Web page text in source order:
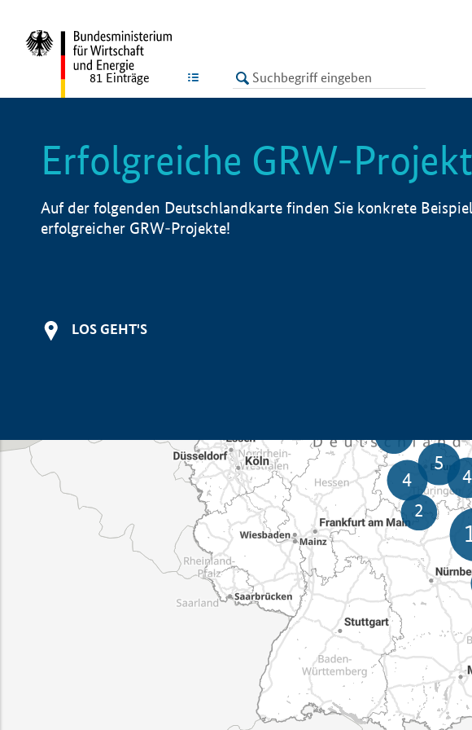
LISTE
81 Einträge
Erfolgreiche GRW-
Auf der folgenden Deutschlandkarte finden Sie konkrete
erfolgreicher GRW-Projekte!
LOS GEHT'S